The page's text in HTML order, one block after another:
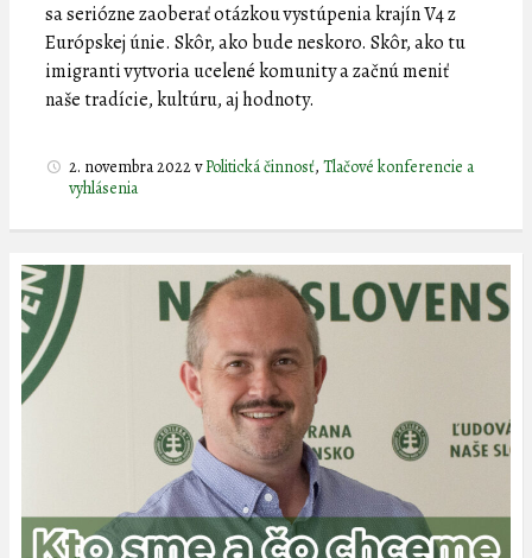
sa seriózne zaoberať otázkou vystúpenia krajín V4 z
Európskej únie. Skôr, ako bude neskoro. Skôr, ako tu
imigranti vytvoria ucelené komunity a začnú meniť
naše tradície, kultúru, aj hodnoty.
2. novembra 2022vPolitická činnosť, Tlačové konferencie a
vyhlásenia